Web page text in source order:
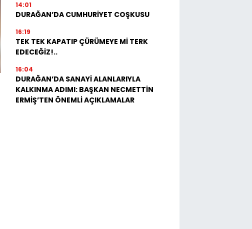
14:01
DURAĞAN’DA CUMHURİYET COŞKUSU
16:19
TEK TEK KAPATIP ÇÜRÜMEYE Mİ TERK
EDECEĞİZ!..
16:04
DURAĞAN’DA SANAYİ ALANLARIYLA
KALKINMA ADIMI: BAŞKAN NECMETTİN
ERMİŞ’TEN ÖNEMLİ AÇIKLAMALAR